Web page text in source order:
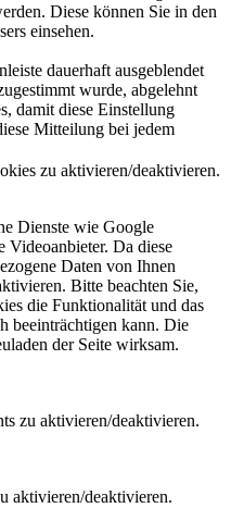
Diese können Sie in den
einsehen.
dauerhaft ausgeblendet
wurde, abgelehnt
damit diese Einstellung
Mitteilung bei jedem
zu aktivieren/deaktivieren.
Dienste wie Google
Videoanbieter. Da diese
Daten von Ihnen
Bitte beachten Sie,
die Funktionalität und das
beeinträchtigen kann. Die
der Seite wirksam.
zu aktivieren/deaktivieren.
aktivieren/deaktivieren.